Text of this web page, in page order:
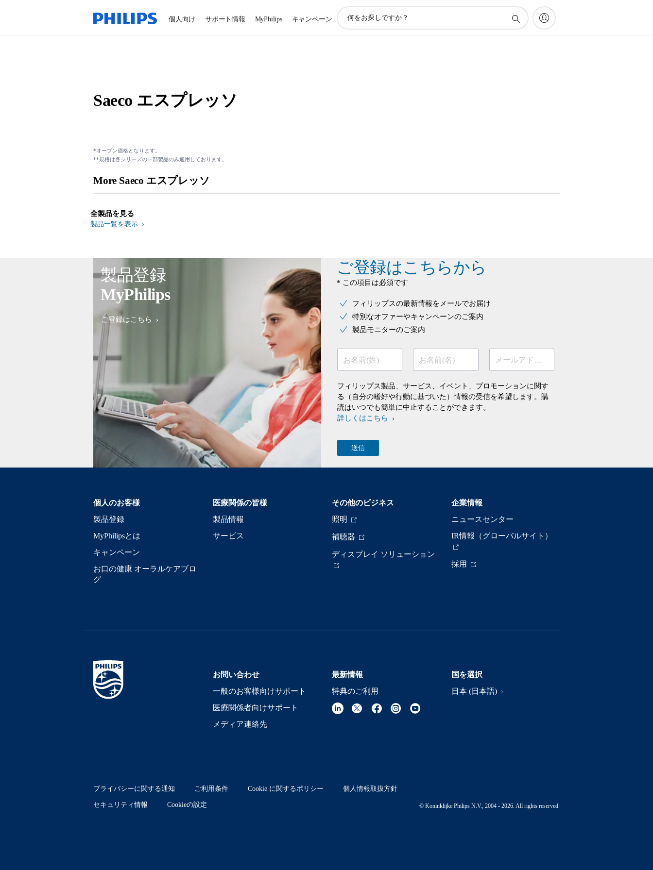
個人向け サポート情報 MyPhilips キャンペーン
Saeco エスプレッソ
*オープン価格となります。
**規格は各シリーズの一部製品のみ適用しております。
More Saeco エスプレッソ
全製品を見る
製品一覧を表示
製品登録
MyPhilips
ご登録はこちら
ご登録はこちらから
* この項目は必須です
フィリップスの最新情報をメールでお届け
特別なオファーやキャンペーンのご案内
製品モニターのご案内
お名前(姓) お名前(名) メールアドレス
フィリップス製品、サービス、イベント、プロモーションに関す
る（自分の嗜好や行動に基づいた）情報の受信を希望します。購
読はいつでも簡単に中止することができます。
詳しくはこちら
個人のお客様
製品登録
MyPhilipsとは
キャンペーン
お口の健康 オーラルケアブロ
グ
医療関係の皆様
製品情報
サービス
その他のビジネス
照明
補聴器
ディスプレイ ソリューション
企業情報
ニュースセンター
IR情報（グローバルサイト）
採用
お問い合わせ
一般のお客様向けサポート
医療関係者向けサポート
メディア連絡先
最新情報
特典のご利用
国を選択
日本 (日本語)
プライバシーに関する通知 ご利用条件 Cookie に関するポリシー 個人情報取扱方針
セキュリティ情報 Cookieの設定 © Koninklijke Philips N.V., 2004 - 2026. All rights reserved.